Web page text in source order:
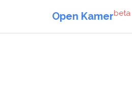
Open Kamerbeta